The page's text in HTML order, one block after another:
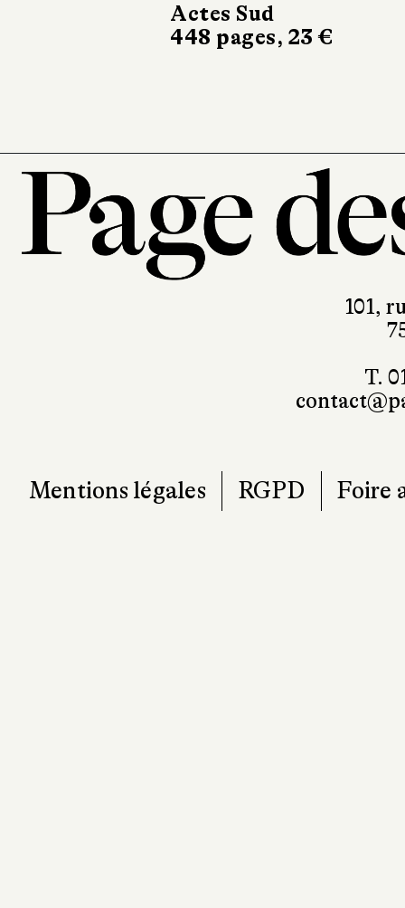
Actes Sud
448 pages, 23 €
Christian
éditeur
101,
T.
Mentions légales RGPD Foire